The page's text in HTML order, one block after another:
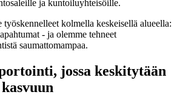
ja kuntoiluyhteisöille.
työskennelleet kolmella keskeisellä alueella:
- ja olemme tehneet
saumattomampaa.
jossa keskitytään